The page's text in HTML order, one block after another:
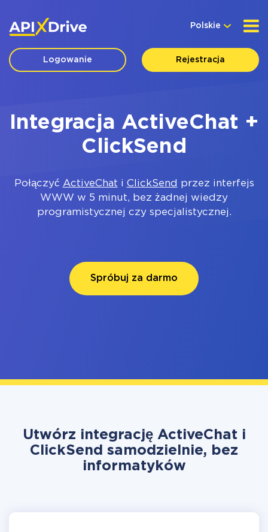
Polskie
Logowanie Rejestracja
Integracja ActiveChat +
ClickSend
Połączyć ActiveChat i ClickSend przez interfejs
WWW w 5 minut, bez żadnej wiedzy
programistycznej czy specjalistycznej.
Spróbuj za darmo
Utwórz integrację ActiveChat i
ClickSend samodzielnie, bez
informatyków